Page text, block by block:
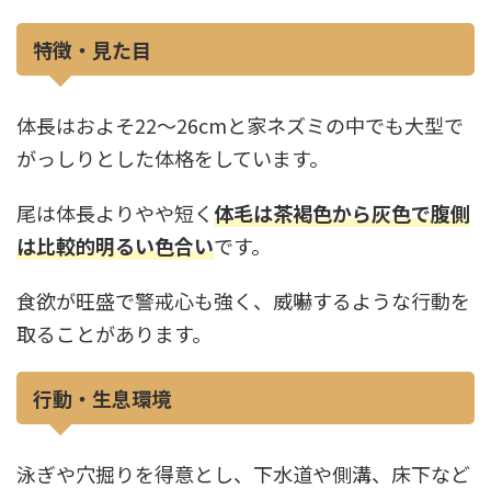
特徴・見た目
体長はおよそ22〜26cmと家ネズミの中でも大型で
がっしりとした体格をしています。
尾は体長よりやや短く体毛は茶褐色から灰色で腹側
は比較的明るい色合いです。
食欲が旺盛で警戒心も強く、威嚇するような行動を
取ることがあります。
行動・生息環境
泳ぎや穴掘りを得意とし、下水道や側溝、床下など